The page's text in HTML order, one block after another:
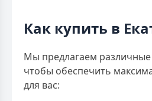
Как купить в
Мы предлагаем
чтобы обеспечить
для вас: